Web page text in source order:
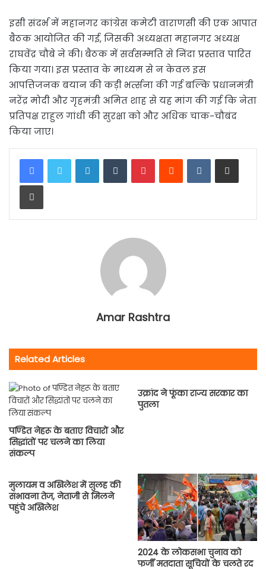
इसी संदर्भ में महानगर कांग्रेस कमेटी वाराणसी की एक आपात
बैठक आयोजित की गई, जिसकी अध्यक्षता महानगर अध्यक्ष
राघवेंद्र चौबे ने की। बैठक में सर्वसम्मति से निंदा प्रस्ताव पारित
किया गया। इस प्रस्ताव के माध्यम से न केवल इस
आपत्तिजनक बयान की कड़ी भर्त्सना की गई बल्कि प्रधानमंत्री
नरेंद्र मोदी और गृहमंत्री अमित शाह से यह मांग की गई कि नेता
प्रतिपक्ष राहुल गांधी की सुरक्षा को और अधिक चाक-चौबंद
किया जाए।
LinkedInTumblrPinterestReddit VKontakteShare via Email
Print
Amar Rashtra
Related Articles
पण्डित नेहरू के बताए विचारों और
सिद्धांतों पर चलने का लिया
संकल्प
उक्रांद ने फूंका राज्य सरकार का
पुतला
मुलायम व अखिलेश में सुलह की
संभावना तेज, नेताजी से मिलने
पहुंचे अखिलेश
2024 के लोकसभा चुनाव को
फर्जी मतदाता सूचियों के चलते रद